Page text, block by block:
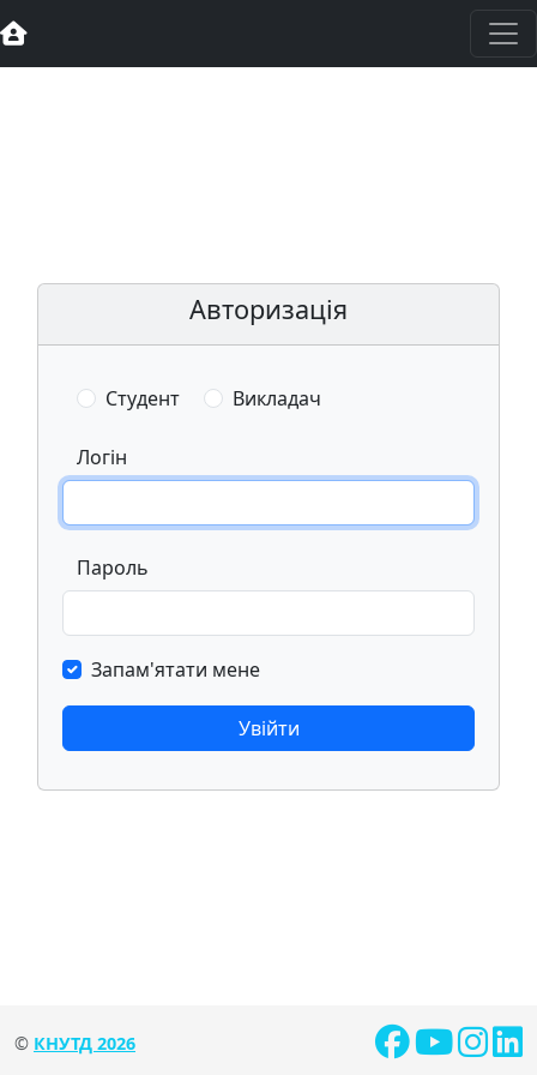
Авторизація
Студент Викладач
Логін
Пароль
Запам'ятати мене
Увійти
© КНУТД 2026